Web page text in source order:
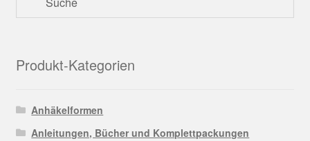
Produkt-Kategorien
Anhäkelformen
Anleitungen, Bücher und Komplettpackungen